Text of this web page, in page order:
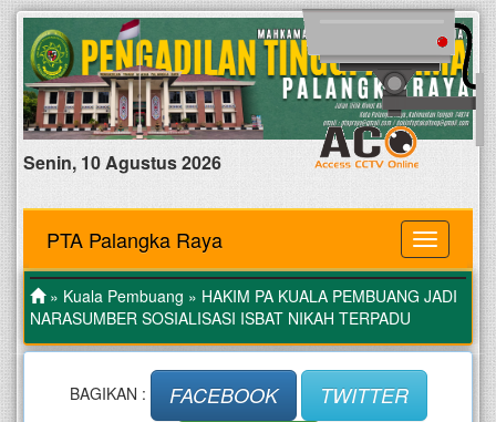
Senin, 10 Agustus 2026
MENU
PTA Palangka Raya
» Kuala Pembuang » HAKIM PA KUALA PEMBUANG JADI
NARASUMBER SOSIALISASI ISBAT NIKAH TERPADU
BAGIKAN : FACEBOOK
TWITTER